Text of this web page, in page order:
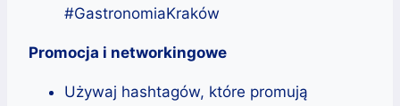
#GastronomiaKraków
Promocja i networkingowe
Używaj hashtagów, które promują